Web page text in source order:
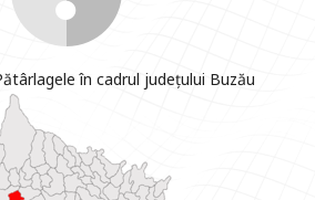
în cadrul județului Buzău